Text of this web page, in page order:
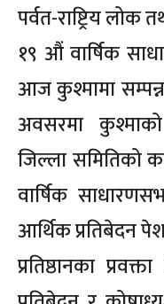
पर्वत-राष्ट्रिय लोक
१९ औं वार्षिक
आज कुश्मामा
अवसरमा कुश्माको
जिल्ला समितिको
वार्षिक
आर्थिक प्रतिबेदन
प्रतिष्ठानका